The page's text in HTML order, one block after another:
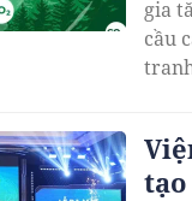
gia
cầu